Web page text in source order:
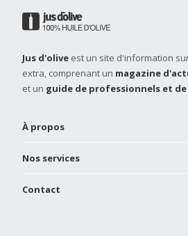
Jus d'olive est un site d'information
extra, comprenant un magazine
et un guide de professionnels et
À propos
Nos services
Contact